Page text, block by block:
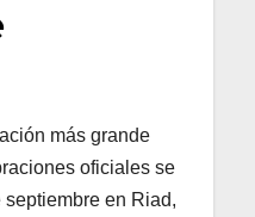
más grande
oficiales se
septiembre en Riad,